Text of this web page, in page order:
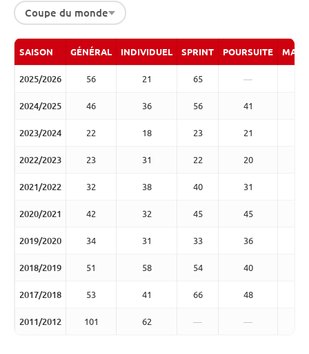
Coupe du monde
SAISON GÉNÉRAL INDIVIDUEL SPRINT POURSUITE
2025/2026 56 21 65 —
2024/2025 46 36 56 41
2023/2024 22 18 23 21
2022/2023 23 31 22 20
2021/2022 32 38 40 31
2020/2021 42 32 45 45
2019/2020 34 31 33 36
2018/2019 51 58 54 40
2017/2018 53 41 66 48
2011/2012 101 62 — —